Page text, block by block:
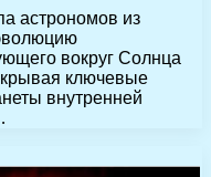
астрономов из
вокруг Солнца
ключевые
внутренней